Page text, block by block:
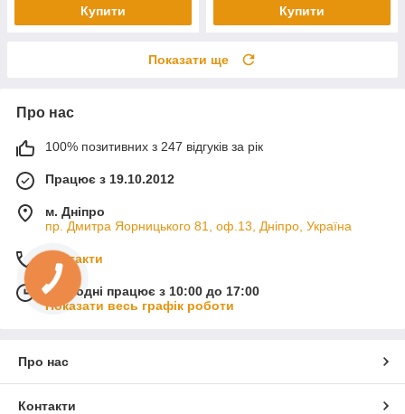
Купити Купити
Показати ще
Про нас
100% позитивних з 247 відгуків за рік
Працює з 19.10.2012
м. Дніпро
пр. Дмитра Яорницького 81, оф.13, Дніпро, Україна
Контакти
Сьогодні працює з 10:00 до 17:00
Показати весь графік роботи
Про нас
Контакти